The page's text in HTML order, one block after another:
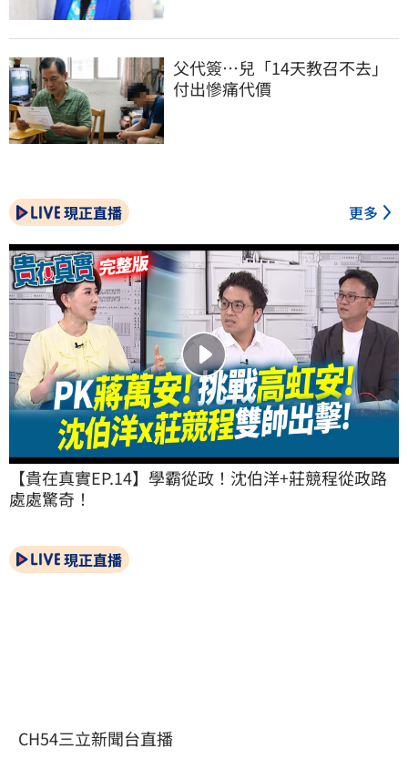
父代簽…兒「14天教召不去」
付出慘痛代價
現正直播 更多
【貴在真實EP.14】學霸從政！沈伯洋+莊競程從政路
處處驚奇！
現正直播
CH54三立新聞台直播